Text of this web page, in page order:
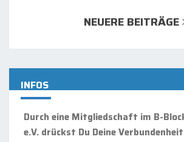
NEUERE BEITRÄGE
INFOS
Durch eine Mitgliedschaft im B-
e.V. drückst Du Deine